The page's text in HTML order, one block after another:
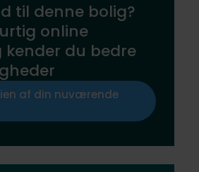
til denne bolig?
online
du bedre
af din nuværende